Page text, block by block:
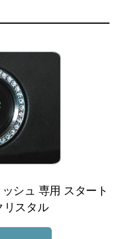
シュ 専用 スタート
リスタル